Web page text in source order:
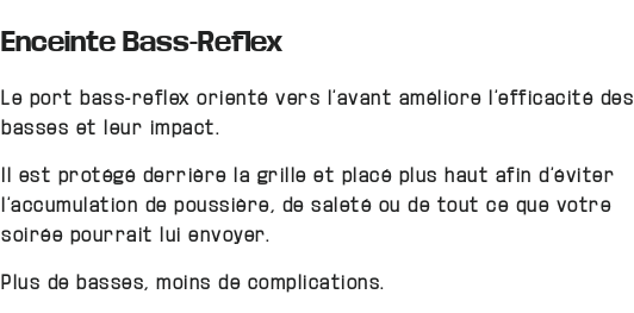
Enceinte Bass-Reflex
Le port bass-reflex orienté vers l’avant améliore l’efficacité des
basses et leur impact.
Il est protégé derrière la grille et placé plus haut afin d’éviter
l’accumulation de poussière, de saleté ou de tout ce que votre
soirée pourrait lui envoyer.
Plus de basses, moins de complications.